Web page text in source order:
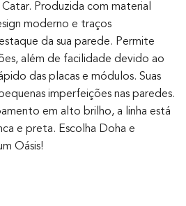
Produzida com material
moderno e traços
da sua parede. Permite
além de facilidade devido ao
das placas e módulos. Suas
imperfeições nas paredes.
em alto brilho, a linha está
e preta. Escolha Doha e
Oásis!